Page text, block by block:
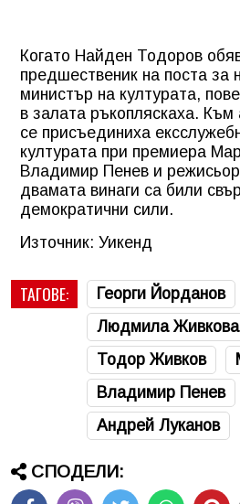
Когато Найден Тодоров
предшественик на поста за
министър на културата,
в залата ръкопляскаха.
се присъединиха
културата при премиера
Владимир Пенев и
двамата винаги са били
демократични сили.
Източник: Уикенд
ТАГОВЕ:
Георги Йорданов
Людмила Живкова
Тодор Живков
Владимир Пенев
Андрей Луканов
СПОДЕЛИ: